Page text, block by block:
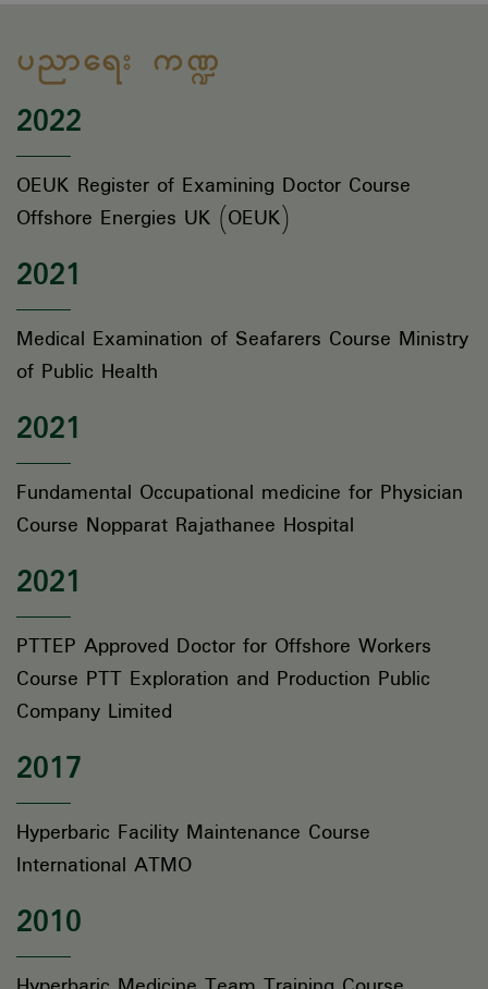
ပညာရေး ကဏ္ဍ
2022
OEUK Register of Examining Doctor Course
Offshore Energies UK (OEUK)
2021
Medical Examination of Seafarers Course Ministry
of Public Health
2021
Fundamental Occupational medicine for Physician
Course Nopparat Rajathanee Hospital
2021
PTTEP Approved Doctor for Offshore Workers
Course PTT Exploration and Production Public
Company Limited
2017
Hyperbaric Facility Maintenance Course
International ATMO
2010